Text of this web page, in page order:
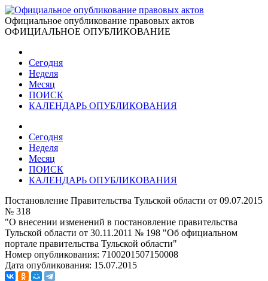
Официальное опубликование правовых актов
ОФИЦИАЛЬНОЕ ОПУБЛИКОВАНИЕ
Сегодня
Неделя
Месяц
ПОИСК
КАЛЕНДАРЬ ОПУБЛИКОВАНИЯ
Сегодня
Неделя
Месяц
ПОИСК
КАЛЕНДАРЬ ОПУБЛИКОВАНИЯ
Постановление Правительства Тульской области от 09.07.2015
№ 318
"О внесении изменений в постановление правительства
Тульской области от 30.11.2011 № 198 "Об официальном
портале правительства Тульской области"
Номер опубликования: 7100201507150008
Дата опубликования: 15.07.2015